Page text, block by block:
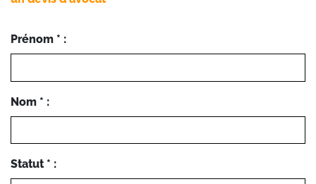
Prénom * :
Nom * :
Statut * :